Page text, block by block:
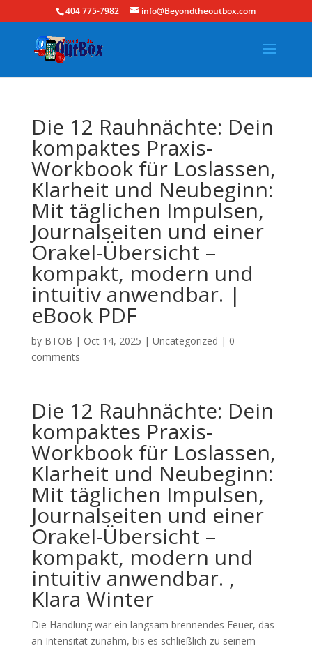
404 775-7982 info@Beyondtheoutbox.com
Die 12 Rauhnächte: Dein
kompaktes Praxis-
Workbook für Loslassen,
Klarheit und Neubeginn:
Mit täglichen Impulsen,
Journalseiten und einer
Orakel-Übersicht –
kompakt, modern und
intuitiv anwendbar. |
eBook PDF
by BTOB | Oct 14, 2025 | Uncategorized | 0
comments
Die 12 Rauhnächte: Dein
kompaktes Praxis-
Workbook für Loslassen,
Klarheit und Neubeginn:
Mit täglichen Impulsen,
Journalseiten und einer
Orakel-Übersicht –
kompakt, modern und
intuitiv anwendbar. ,
Klara Winter
Die Handlung war ein langsam brennendes Feuer, das
an Intensität zunahm, bis es schließlich zu seinem